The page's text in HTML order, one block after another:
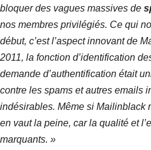
bloquer des vagues massives de
nos membres privilégiés. Ce qui
début, c’est l’aspect innovant de
2011, la fonction d’identification
demande d’authentification était
contre les spams et autres emails
indésirables. Même si Mailinblack
en vaut la peine, car la qualité et
marquants. »